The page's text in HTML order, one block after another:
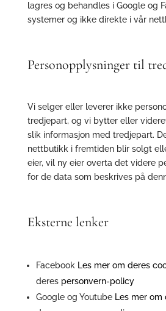
lagres og behandles i Google og
systemer og ikke direkte i vår
Personopplysninger til
Vi selger eller leverer ikke
tredjepart, og vi bytter eller
slik informasjon med tredjepart.
nettbutikk i fremtiden blir solgt
eier, vil ny eier overta det videre
for de data som beskrives på
Eksterne lenker
Facebook Les mer om deres
deres personvern-policy
Google og Youtube Les mer om